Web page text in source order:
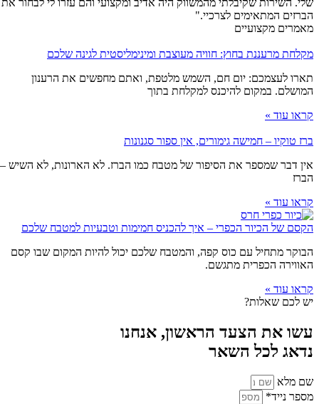
הברזים המתאימים לצרכיי."
מאמרים מקצועיים
מקלחת מרעננת בחוץ: חוויה מעוצבת ומינימליסטית לגינה שלכם
תארו לעצמכם: יום חם, השמש מלטפת, ואתם מחפשים את הרענון
המושלם. במקום להיכנס למקלחת בתוך
קראו עוד »
ברז טוקיו – חמישה גימורים, אין ספור סגנונות
אין דבר שמספר את הסיפור של מטבח כמו הברז. לא הארונות, לא השיש –
הברז
קראו עוד »
הקסם של הכיור הכפרי – איך להכניס חמימות וטבעיות למטבח שלכם
הבוקר מתחיל עם כוס קפה, והמטבח שלכם יכול להיות המקום שבו קסם
האווירה הכפרית מתגשם.
קראו עוד »
יש לכם שאלות?
עשו את הצעד הראשון, אנחנו
נדאג לכל השאר
שם מלא
מספר נייד*